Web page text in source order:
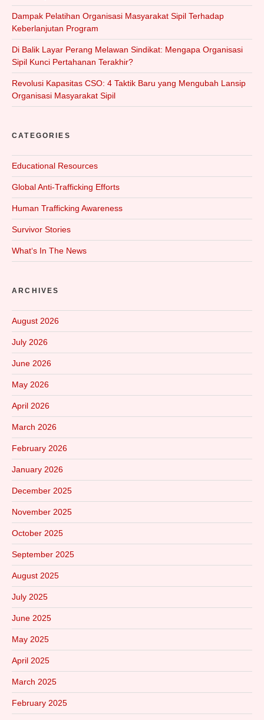
Dampak Pelatihan Organisasi Masyarakat Sipil Terhadap
Keberlanjutan Program
Di Balik Layar Perang Melawan Sindikat: Mengapa Organisasi
Sipil Kunci Pertahanan Terakhir?
Revolusi Kapasitas CSO: 4 Taktik Baru yang Mengubah Lansip
Organisasi Masyarakat Sipil
CATEGORIES
Educational Resources
Global Anti-Trafficking Efforts
Human Trafficking Awareness
Survivor Stories
What‘s In The News
ARCHIVES
August 2026
July 2026
June 2026
May 2026
April 2026
March 2026
February 2026
January 2026
December 2025
November 2025
October 2025
September 2025
August 2025
July 2025
June 2025
May 2025
April 2025
March 2025
February 2025